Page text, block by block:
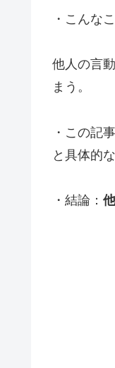
・こんな
他人の言
まう。
・この記
と具体的
・結論：